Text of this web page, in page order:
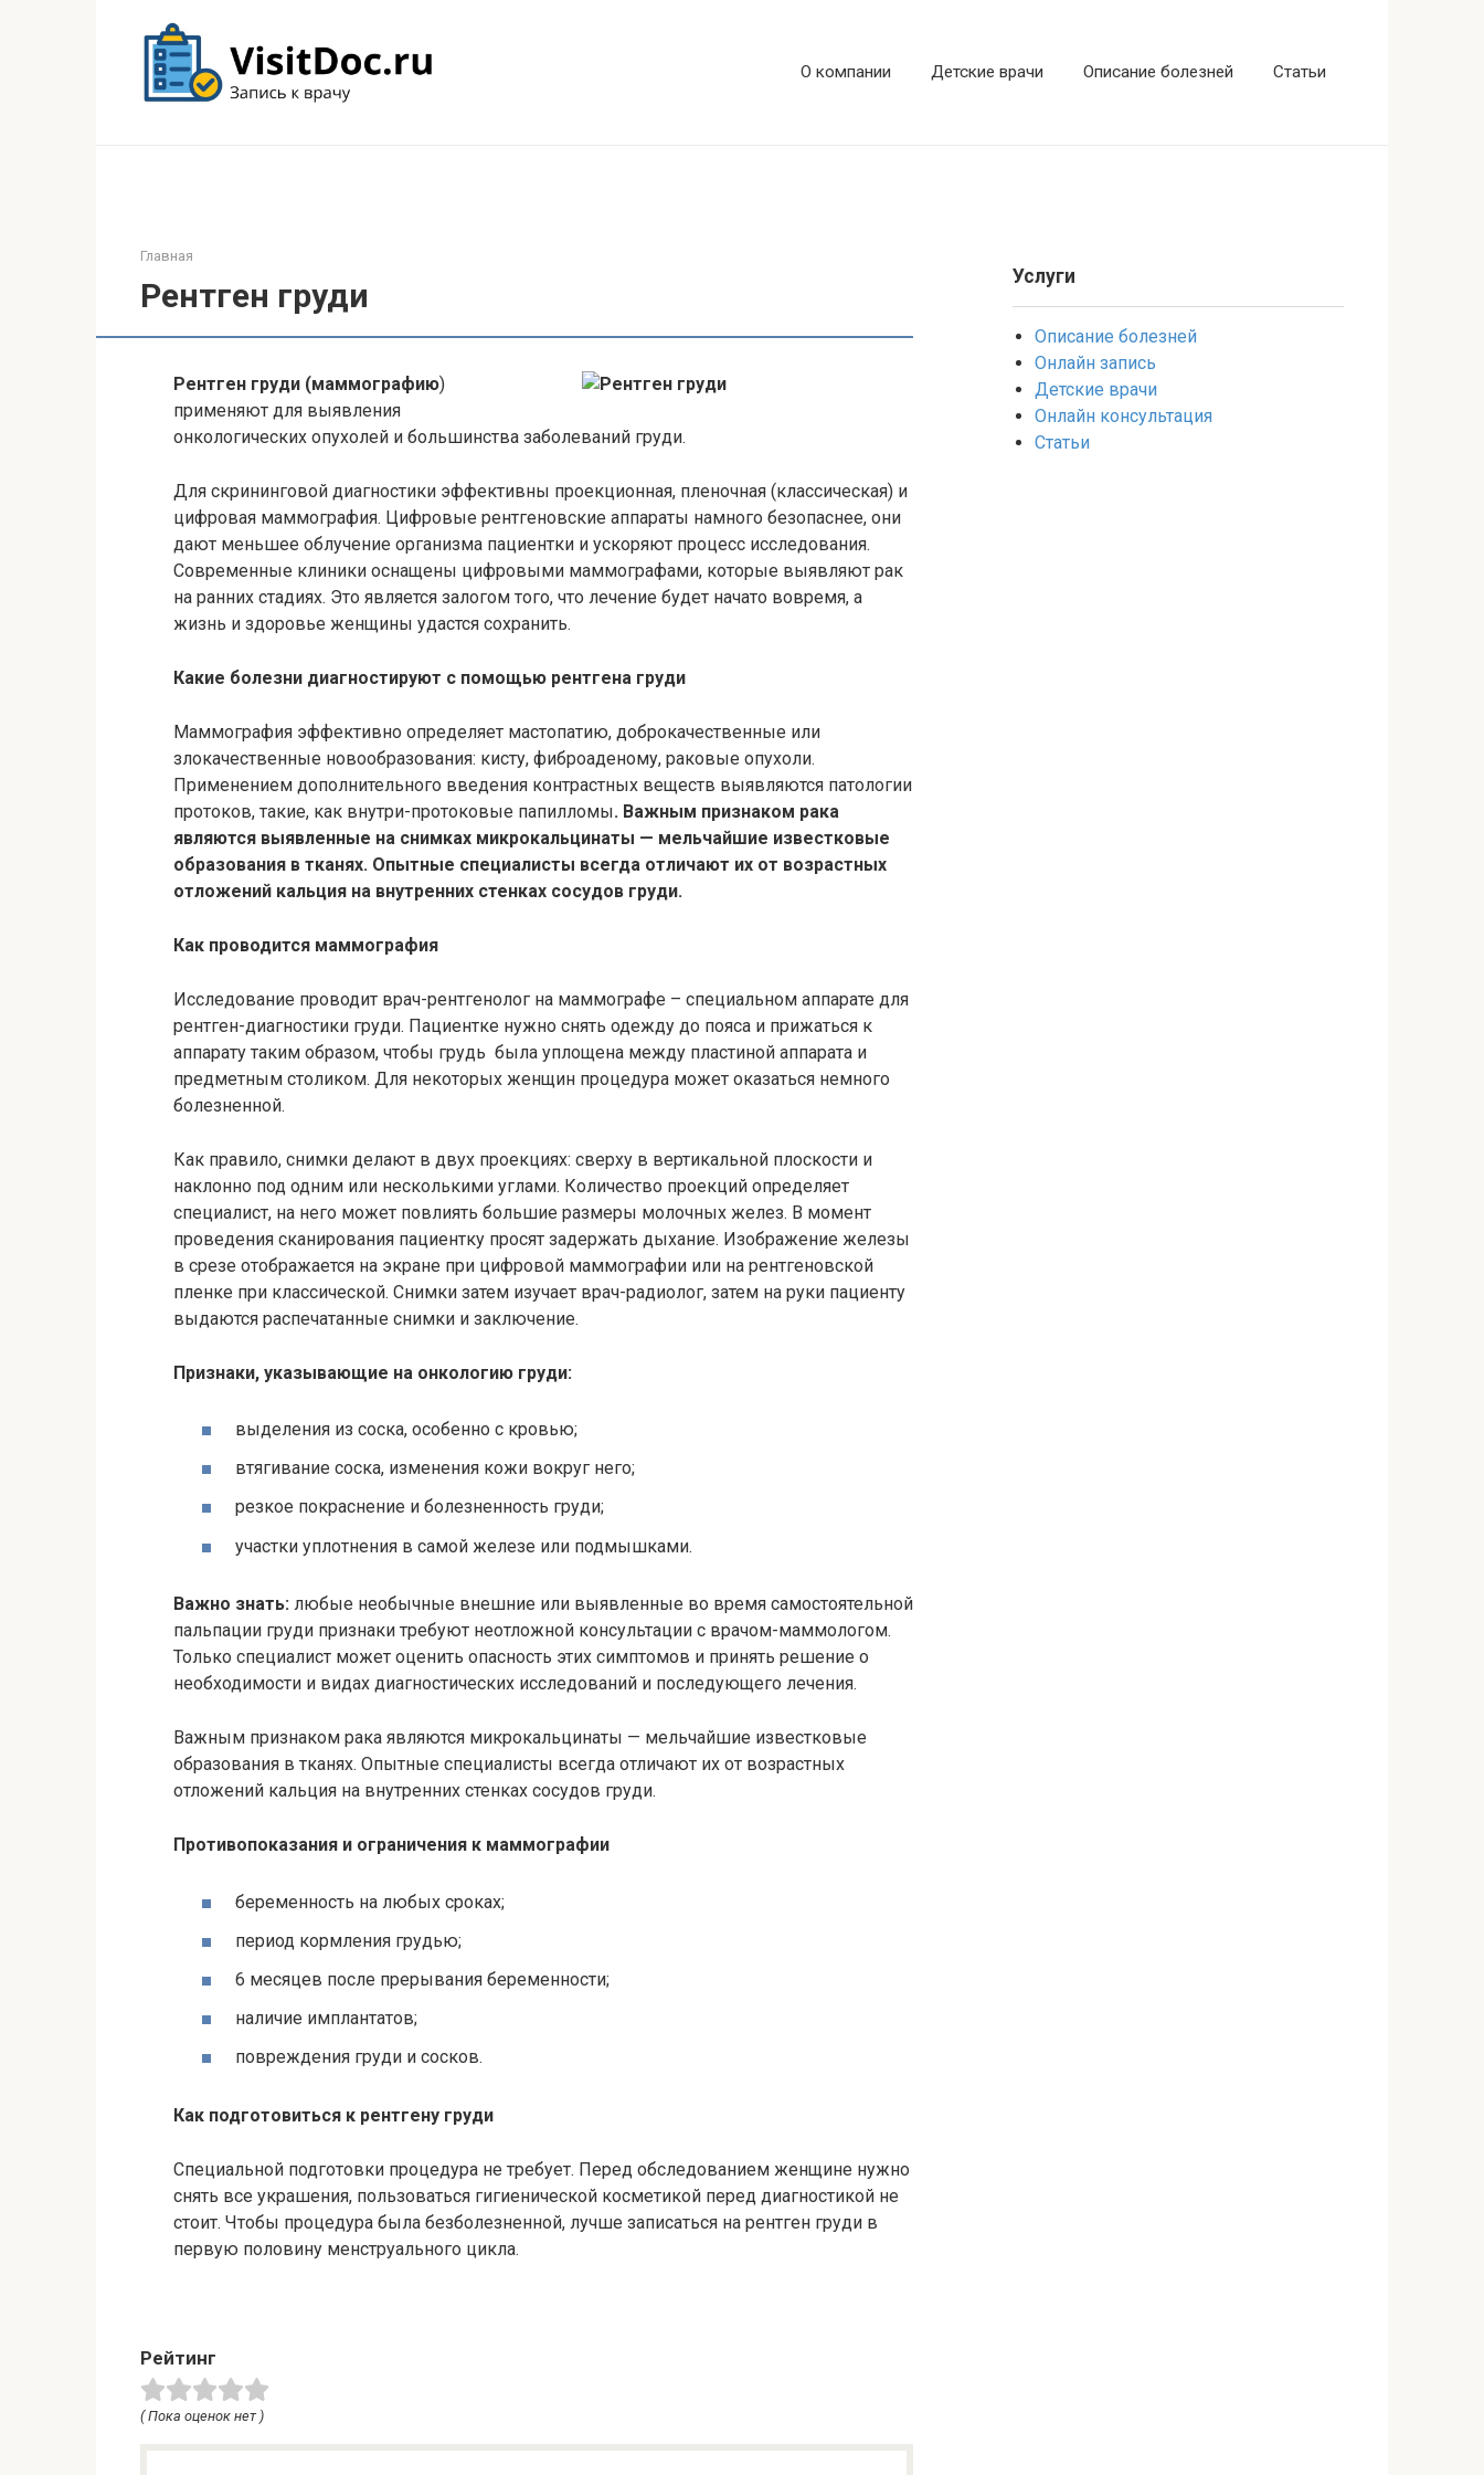
О компании Детские врачи Описание болезней Статьи
Главная
Рентген груди
Рентген груди (маммографию)
применяют для выявления
онкологических опухолей и большинства заболеваний груди.
Для скрининговой диагностики эффективны проекционная, пленочная (классическая) и
цифровая маммография. Цифровые рентгеновские аппараты намного безопаснее, они
дают меньшее облучение организма пациентки и ускоряют процесс исследования.
Современные клиники оснащены цифровыми маммографами, которые выявляют рак
на ранних стадиях. Это является залогом того, что лечение будет начато вовремя, а
жизнь и здоровье женщины удастся сохранить.
Какие болезни диагностируют с помощью рентгена груди
Маммография эффективно определяет мастопатию, доброкачественные или
злокачественные новообразования: кисту, фиброаденому, раковые опухоли.
Применением дополнительного введения контрастных веществ выявляются патологии
протоков, такие, как внутри-протоковые папилломы. Важным признаком рака
являются выявленные на снимках микрокальцинаты — мельчайшие известковые
образования в тканях. Опытные специалисты всегда отличают их от возрастных
отложений кальция на внутренних стенках сосудов груди.
Как проводится маммография
Исследование проводит врач-рентгенолог на маммографе – специальном аппарате для
рентген-диагностики груди. Пациентке нужно снять одежду до пояса и прижаться к
аппарату таким образом, чтобы грудь была уплощена между пластиной аппарата и
предметным столиком. Для некоторых женщин процедура может оказаться немного
болезненной.
Как правило, снимки делают в двух проекциях: сверху в вертикальной плоскости и
наклонно под одним или несколькими углами. Количество проекций определяет
специалист, на него может повлиять большие размеры молочных желез. В момент
проведения сканирования пациентку просят задержать дыхание. Изображение железы
в срезе отображается на экране при цифровой маммографии или на рентгеновской
пленке при классической. Снимки затем изучает врач-радиолог, затем на руки пациенту
выдаются распечатанные снимки и заключение.
Признаки, указывающие на онкологию груди:
выделения из соска, особенно с кровью;
втягивание соска, изменения кожи вокруг него;
резкое покраснение и болезненность груди;
участки уплотнения в самой железе или подмышками.
Важно знать: любые необычные внешние или выявленные во время самостоятельной
пальпации груди признаки требуют неотложной консультации с врачом-маммологом.
Только специалист может оценить опасность этих симптомов и принять решение о
необходимости и видах диагностических исследований и последующего лечения.
Важным признаком рака являются микрокальцинаты — мельчайшие известковые
образования в тканях. Опытные специалисты всегда отличают их от возрастных
отложений кальция на внутренних стенках сосудов груди.
Противопоказания и ограничения к маммографии
беременность на любых сроках;
период кормления грудью;
6 месяцев после прерывания беременности;
наличие имплантатов;
повреждения груди и сосков.
Как подготовиться к рентгену груди
Специальной подготовки процедура не требует. Перед обследованием женщине нужно
снять все украшения, пользоваться гигиенической косметикой перед диагностикой не
стоит. Чтобы процедура была безболезненной, лучше записаться на рентген груди в
первую половину менструального цикла.
Рейтинг
( Пока оценок нет )
Услуги
Описание болезней
Онлайн запись
Детские врачи
Онлайн консультация
Статьи